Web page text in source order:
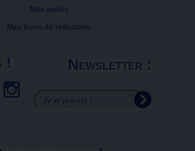
Mes avoirs
Mes bons de réduction
! Newsletter :